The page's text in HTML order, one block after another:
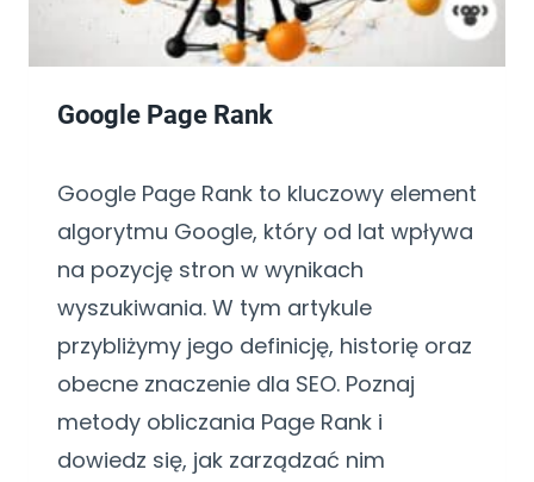
Google Page Rank
Google Page Rank to kluczowy element
algorytmu Google, który od lat wpływa
na pozycję stron w wynikach
wyszukiwania. W tym artykule
przybliżymy jego definicję, historię oraz
obecne znaczenie dla SEO. Poznaj
metody obliczania Page Rank i
dowiedz się, jak zarządzać nim